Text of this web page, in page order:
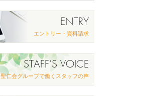
ENTRY
エントリー・資料請求
STAFF’S VOICE
聖仁会グループで働くスタッフの声